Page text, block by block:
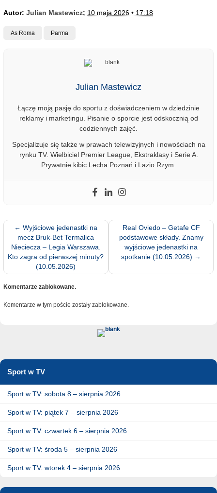
Autor: Julian Mastewicz; 10 maja 2026 • 17:18
As Roma Parma
Julian Mastewicz
Łączę moją pasję do sportu z doświadczeniem w dziedzinie
reklamy i marketingu. Pisanie o sporcie jest odskocznią od
codziennych zajęć.
Specjalizuje się także w prawach telewizyjnych i nowościach na
rynku TV. Wielbiciel Premier League, Ekstraklasy i Serie A.
Prywatnie kibic Lecha Poznań i Lazio Rzym.
← Wyjściowe jedenastki na
mecz Bruk-Bet Termalica
Nieciecza – Legia Warszawa.
Kto zagra od pierwszej minuty?
(10.05.2026)
Real Oviedo – Getafe CF
podstawowe składy. Znamy
wyjściowe jedenastki na
spotkanie (10.05.2026) →
Komentarze zablokowane.
Komentarze w tym poście zostały zablokowane.
Sport w TV
Sport w TV: sobota 8 – sierpnia 2026
Sport w TV: piątek 7 – sierpnia 2026
Sport w TV: czwartek 6 – sierpnia 2026
Sport w TV: środa 5 – sierpnia 2026
Sport w TV: wtorek 4 – sierpnia 2026